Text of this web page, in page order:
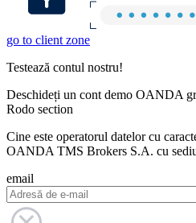
go to client zone
Testează contul nostru!
Deschideți un cont demo OANDA
Rodo section
Cine este operatorul datelor cu
OANDA TMS Brokers S.A. cu
email